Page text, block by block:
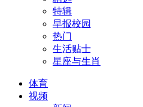
特辑
早报校园
热门
生活贴士
星座与生肖
体育
视频